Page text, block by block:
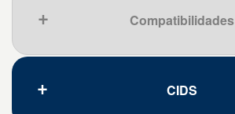
Compatibilidades
Que pena, nenhum resultado.
CIDS